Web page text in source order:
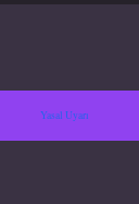
Yasal Uyarı